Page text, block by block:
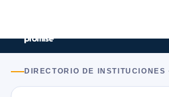
DIRECTORIO DE INSTITUCIONES